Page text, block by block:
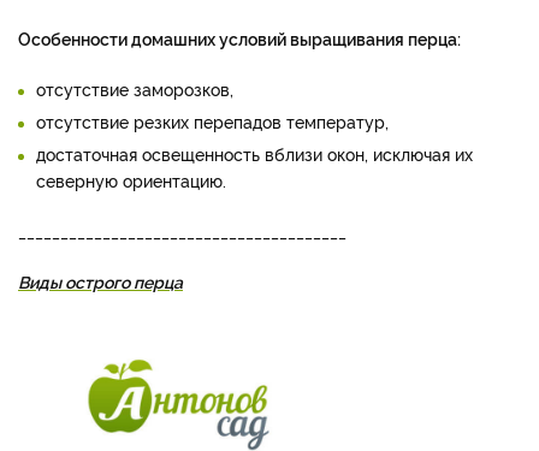
Особенности домашних условий выращивания перца:
отсутствие заморозков,
отсутствие резких перепадов температур,
достаточная освещенность вблизи окон, исключая их
северную ориентацию.
Виды острого перца